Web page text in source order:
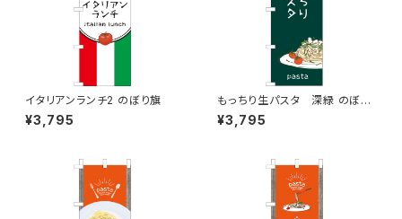
イタリアンランチ2 のぼり旗
¥3,795
もっちり生パスタ 深緑 のぼり
旗
¥3,795